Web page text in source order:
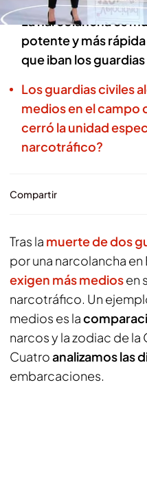
La narcolancha es
potente y más
que iban los
Los guardias civiles
medios en el campo
cerró la unidad
narcotráfico?
Compartir
Tras la muerte de dos
por una narcolancha
exigen más mediosen
narcotráfico. Un
medios es la
narcos y la zodiac de la
Cuatroanalizamos las
embarcaciones.